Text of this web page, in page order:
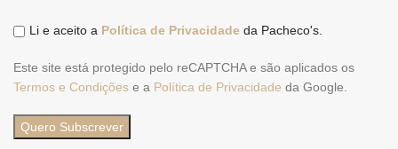
Li e aceito a Política de Privacidade da Pacheco's.
Este site está protegido pelo reCAPTCHA e são aplicados os
Termos e Condições e a Política de Privacidade da Google.